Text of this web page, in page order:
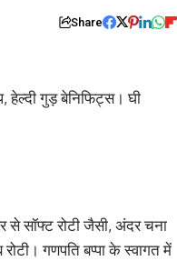
Share
हेल्दी गुड़ बेनिफिट्स। घी
से सॉफ्ट रोटी जैसी, अंदर चना
गणपति बप्पा के स्वागत में